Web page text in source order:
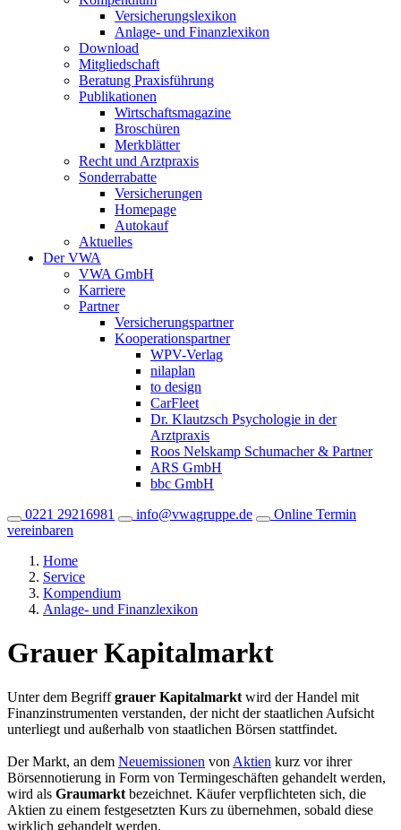
Versicherungslexikon
Anlage- und Finanzlexikon
Download
Mitgliedschaft
Beratung Praxisführung
Publikationen
Wirtschaftsmagazine
Broschüren
Merkblätter
Recht und Arztpraxis
Sonderrabatte
Versicherungen
Homepage
Autokauf
Aktuelles
Der VWA
VWA GmbH
Karriere
Partner
Versicherungspartner
Kooperationspartner
WPV-Verlag
nilaplan
to design
CarFleet
Dr. Klautzsch Psychologie in der
Arztpraxis
Roos Nelskamp Schumacher & Partner
ARS GmbH
bbc GmbH
0221 29216981
info@vwagruppe.de
Online Termin
vereinbaren
Home
Service
Kompendium
Anlage- und Finanzlexikon
Grauer Kapitalmarkt
Unter dem Begriffgrauer Kapitalmarkt wird der Handel mit
Finanzinstrumenten verstanden, der nicht der staatlichen Aufsicht
unterliegt und außerhalb von staatlichen Börsen stattfindet.
Der Markt, an dem Neuemissionen von Aktien kurz vor ihrer
Börsennotierung in Form von Termingeschäften gehandelt werden,
wird als Graumarkt bezeichnet. Käufer verpflichteten sich, die
Aktien zu einem festgesetzten Kurs zu übernehmen, sobald diese
wirklich gehandelt werden.